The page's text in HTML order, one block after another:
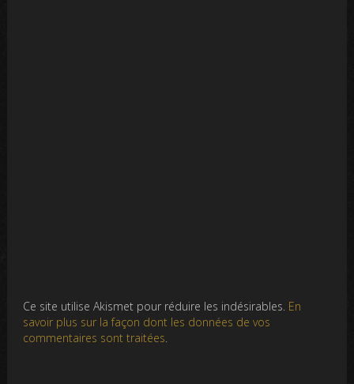
Ce site utilise Akismet pour réduire les indésirables. En
savoir plus sur la façon dont les données de vos
commentaires sont traitées.